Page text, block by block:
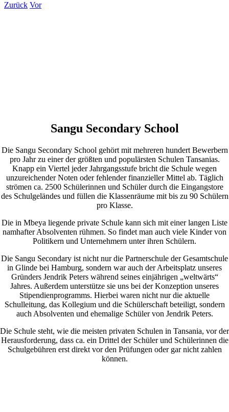
Zurück Vor
Sangu Secondary School
Die Sangu Secondary School gehört mit mehreren hundert Bewerbern
pro Jahr zu einer der größten und populärsten Schulen Tansanias.
Knapp ein Viertel jeder Jahrgangsstufe bricht die Schule wegen
unzureichender Noten oder fehlender finanzieller Mittel ab. Täglich
strömen ca. 2500 Schülerinnen und Schüler durch die Eingangstore
des Schulgeländes und füllen die Klassenräume mit bis zu 90 Schülern
pro Klasse.
Die in Mbeya liegende private Schule kann sich mit einer langen Liste
namhafter Absolventen rühmen. So findet man auch viele Kinder von
Politikern und Unternehmern unter ihren Schülern.
Die Sangu Secondary ist nicht nur die Partnerschule der Gesamtschule
in Glinde bei Hamburg, sondern war auch der Arbeitsplatz unseres
Gründers Jendrik Peters während seines einjährigen „weltwärts“
Jahres. Außerdem unterstütze sie uns bei der Konzeption unseres
Stipendienprogramms. Hierbei waren nicht nur die aktuelle
Schulleitung, das Kollegium und die Schülerschaft beteiligt, sondern
auch Absolventen und ehemalige Schüler von Jendrik Peters.
Die Schule steht, wie die meisten privaten Schulen in Tansania, vor der
Herausforderung, dass ca. ein Drittel der Schüler und Schülerinnen die
Schulgebühren erst direkt vor den Prüfungen oder gar nicht zahlen
können.